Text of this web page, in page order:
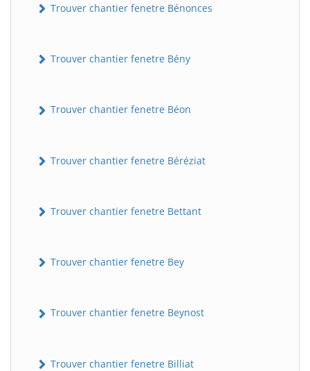
Trouver chantier fenetre Bénonces
Trouver chantier fenetre Bény
Trouver chantier fenetre Béon
Trouver chantier fenetre Béréziat
Trouver chantier fenetre Bettant
Trouver chantier fenetre Bey
Trouver chantier fenetre Beynost
Trouver chantier fenetre Billiat